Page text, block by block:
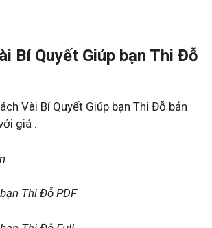
Bí Quyết Giúp bạn Thi Đỗ
Vài Bí Quyết Giúp bạn Thi Đỗ bản
giá .
Thi Đỗ PDF